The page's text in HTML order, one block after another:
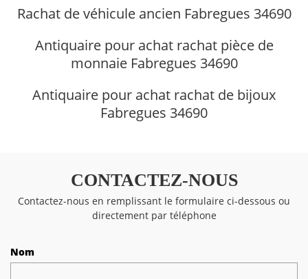
Rachat de véhicule ancien Fabregues 34690
Antiquaire pour achat rachat pièce de
monnaie Fabregues 34690
Antiquaire pour achat rachat de bijoux
Fabregues 34690
CONTACTEZ-NOUS
Contactez-nous en remplissant le formulaire ci-dessous ou
directement par téléphone
Nom